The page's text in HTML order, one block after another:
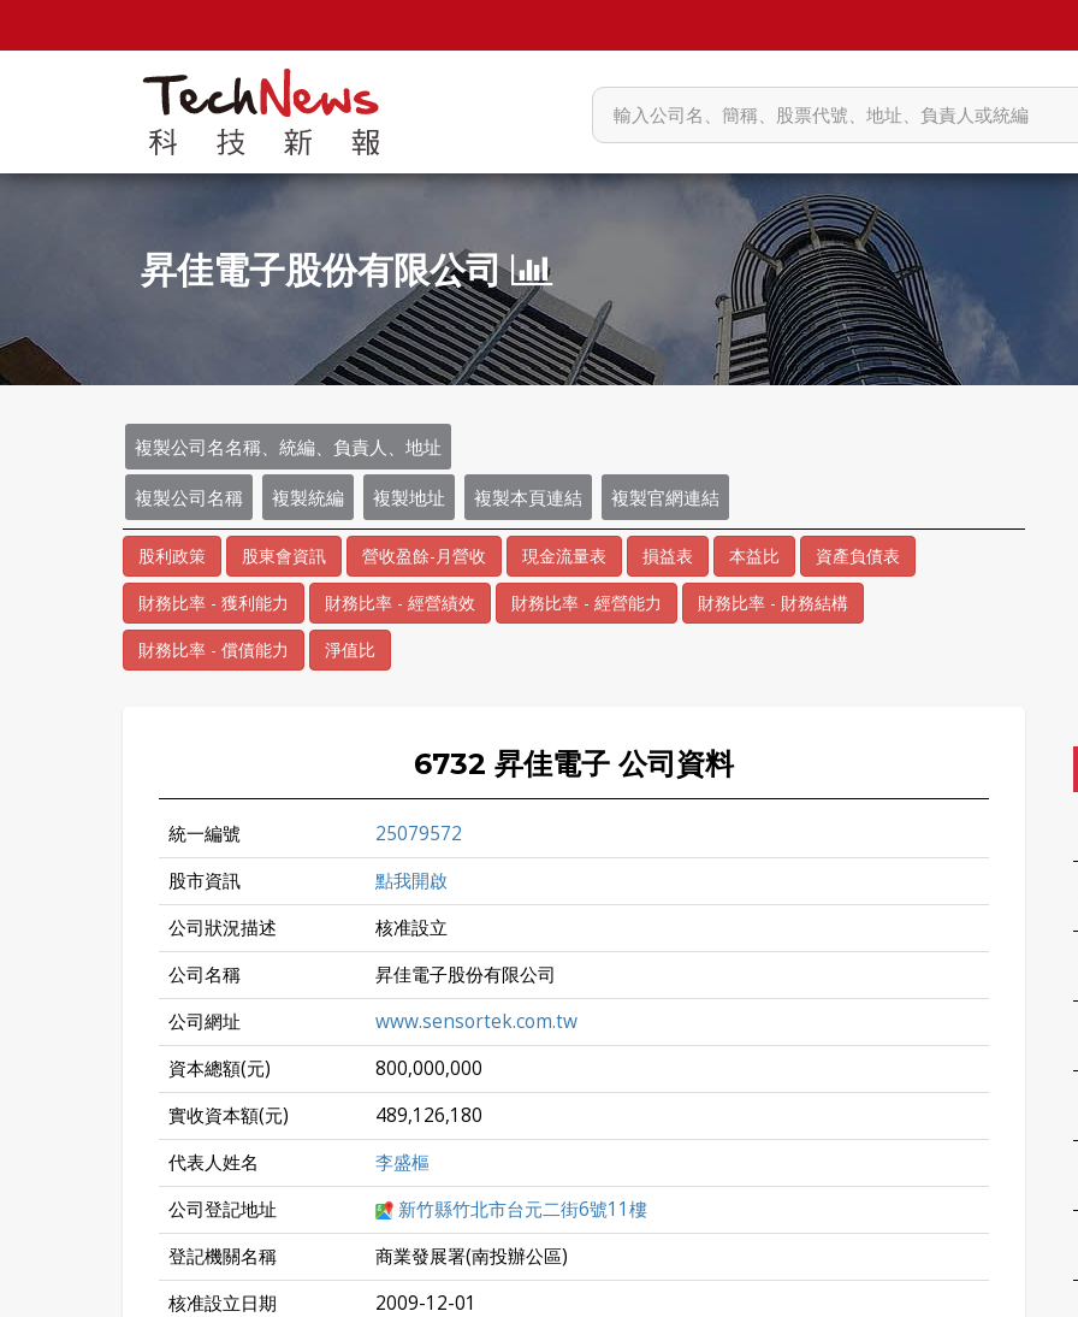
昇佳電子股份有限公司
複製公司名名稱、統編、負責人、地址
複製公司名稱 複製統編 複製地址 複製本頁連結 複製官網連結
股利政策 股東會資訊 營收盈餘-月營收 現金流量表 損益表 本益比 資產負債表
財務比率 - 獲利能力 財務比率 - 經營績效 財務比率 - 經營能力 財務比率 - 財務結構
財務比率 - 償債能力 淨值比
6732 昇佳電子 公司資料
統一編號
25079572
股市資訊
點我開啟
公司狀況描述
核准設立
公司名稱
昇佳電子股份有限公司
公司網址
www.sensortek.com.tw
資本總額(元)
800,000,000
實收資本額(元)
489,126,180
代表人姓名
李盛樞
公司登記地址
新竹縣竹北市台元二街6號11樓
登記機關名稱
商業發展署(南投辦公區)
核准設立日期
2009-12-01